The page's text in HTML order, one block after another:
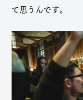
て思うんです。